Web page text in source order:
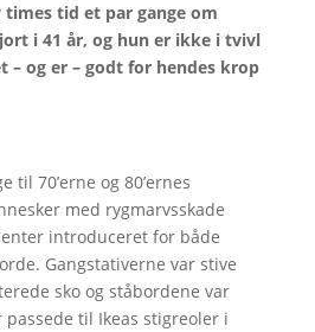
times tid et par gange om
i 41 år, og hun er ikke i tvivl
og er – godt for hendes krop
til 70’erne og 80’ernes
med rygmarvsskade
introduceret for både
Gangstativerne var stive
sko og ståbordene var
til Ikeas stigreoler i